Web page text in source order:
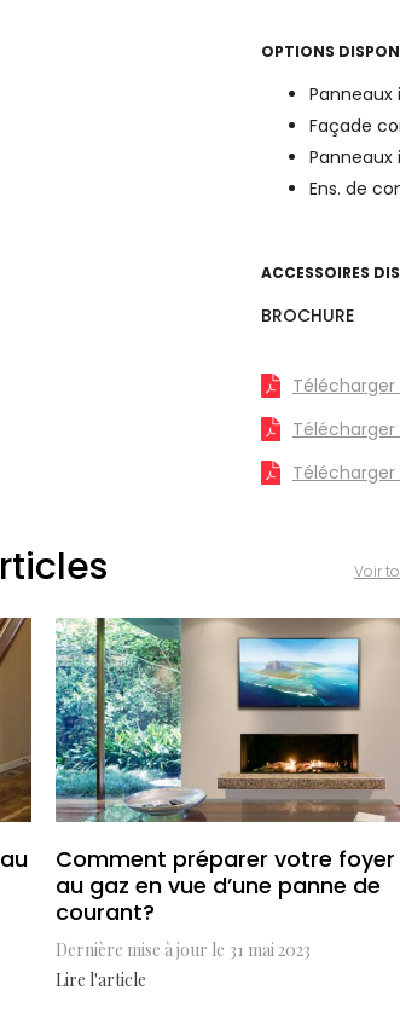
OPTIONS
Façade
Panneaux
Ens. de
ACCESSOIRES
BROCHURE
Voir
Comment préparer votre foyer
au gaz en vue d’une panne de
courant?
Dernière mise à jour le 31 mai 2023
Lire l'article